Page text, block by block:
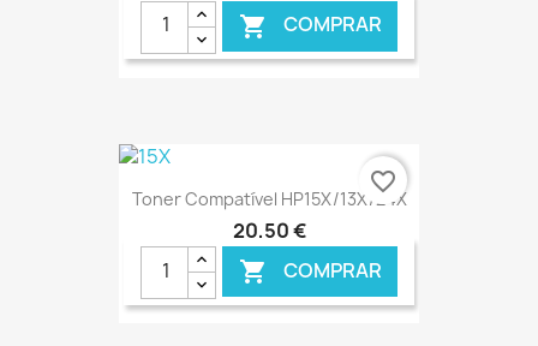
 COMPRAR
€ ONLINE
Toner Compatível HP15X/13X/24X
20,50 €
 COMPRAR
favorite_border